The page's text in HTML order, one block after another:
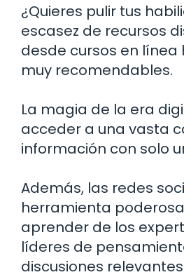
¿Quieres pulir tus
escasez de recursos
desde cursos en línea
muy recomendables.
La magia de la era
acceder a una vasta
información con solo
Además, las redes
herramienta
aprender de los
líderes de
discusiones